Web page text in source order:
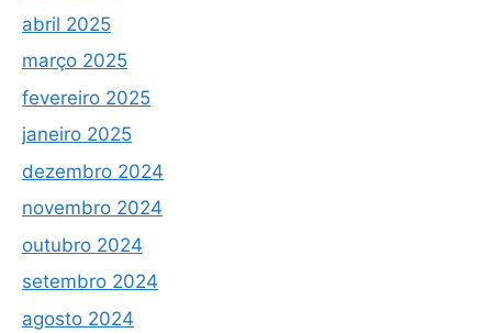
abril 2025
março 2025
fevereiro 2025
janeiro 2025
dezembro 2024
novembro 2024
outubro 2024
setembro 2024
agosto 2024